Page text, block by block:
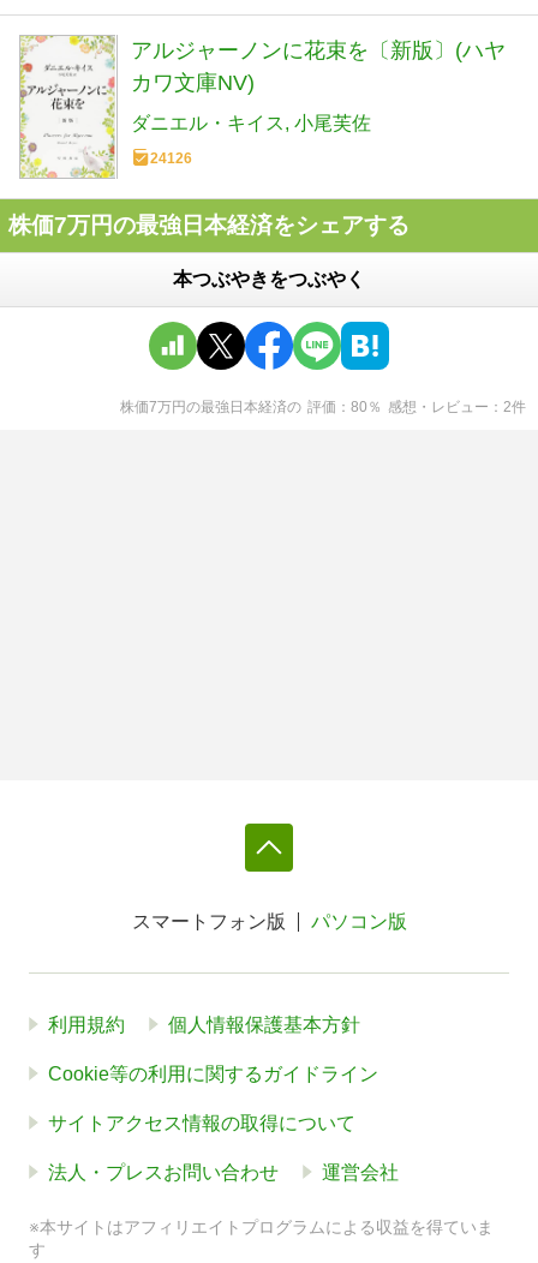
アルジャーノンに花束を〔新版〕(ハヤ
カワ文庫NV)
ダニエル・キイス 小尾芙佐
24126
株価7万円の最強日本経済をシェアする
本つぶやきをつぶやく
株価7万円の最強日本経済の 評価 80 ％ 感想・レビュー 2件
スマートフォン版 パソコン版
利用規約 個人情報保護基本方針
Cookie等の利用に関するガイドライン
サイトアクセス情報の取得について
法人・プレスお問い合わせ 運営会社
※本サイトはアフィリエイトプログラムによる収益を得ていま
す